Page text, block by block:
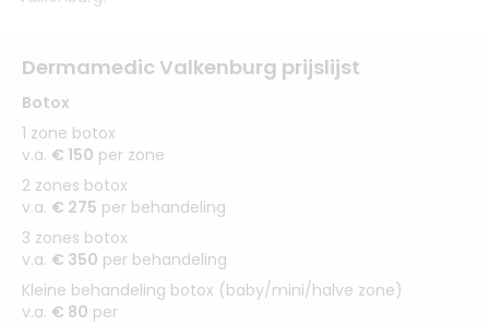
Dermamedic Valkenburg prijslijst
Botox
1 zone botox
v.a. € 150 per zone
2 zones botox
v.a. € 275 per behandeling
3 zones botox
v.a. € 350 per behandeling
Kleine behandeling botox (baby/mini/halve zone)
v.a. € 80 per